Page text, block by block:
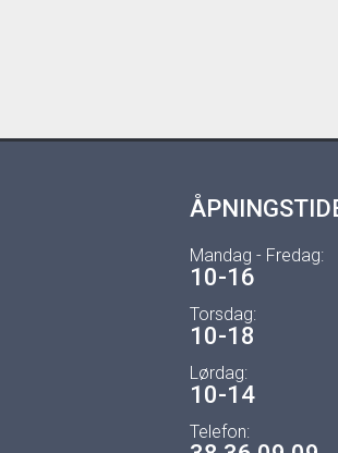
Mandag - Fredag:
10-16
Torsdag:
10-18
Lørdag:
10-14
Telefon: